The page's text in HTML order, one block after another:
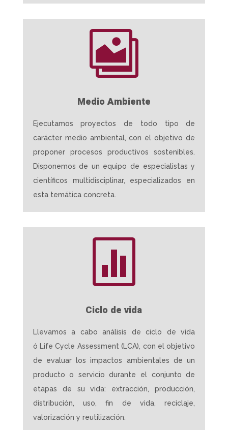

Medio Ambiente
Ejecutamos proyectos de todo tipo de
carácter medio ambiental, con el objetivo de
proponer procesos productivos sostenibles.
Disponemos de un equipo de especialistas y
científicos multidisciplinar, especializados en
esta temática concreta.

Ciclo de vida
Llevamos a cabo análisis de ciclo de vida
ó Life Cycle Assessment (LCA), con el objetivo
de evaluar los impactos ambientales de un
producto o servicio durante el conjunto de
etapas de su vida: extracción, producción,
distribución, uso, fin de vida, reciclaje,
valorización y reutilización.